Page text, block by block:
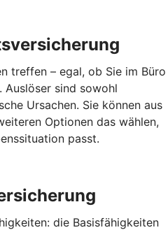
treffen – egal, ob Sie im Büro
sind sowohl
Ursachen. Sie können aus
Optionen das wählen,
passt.
die Basisfähigkeiten